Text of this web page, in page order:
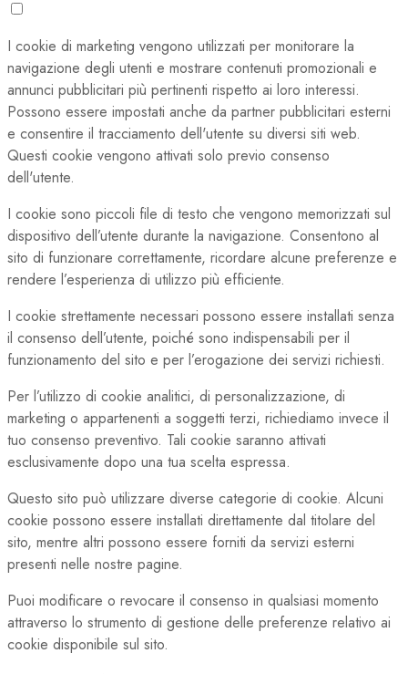
I cookie di marketing vengono utilizzati per monitorare la
navigazione degli utenti e mostrare contenuti promozionali e
annunci pubblicitari più pertinenti rispetto ai loro interessi.
Possono essere impostati anche da partner pubblicitari esterni
e consentire il tracciamento dell'utente su diversi siti web.
Questi cookie vengono attivati solo previo consenso
dell'utente.
I cookie sono piccoli file di testo che vengono memorizzati sul
dispositivo dell’utente durante la navigazione. Consentono al
sito di funzionare correttamente, ricordare alcune preferenze e
rendere l’esperienza di utilizzo più efficiente.
I cookie strettamente necessari possono essere installati senza
il consenso dell’utente, poiché sono indispensabili per il
funzionamento del sito e per l’erogazione dei servizi richiesti.
Per l’utilizzo di cookie analitici, di personalizzazione, di
marketing o appartenenti a soggetti terzi, richiediamo invece il
tuo consenso preventivo. Tali cookie saranno attivati
esclusivamente dopo una tua scelta espressa.
Questo sito può utilizzare diverse categorie di cookie. Alcuni
cookie possono essere installati direttamente dal titolare del
sito, mentre altri possono essere forniti da servizi esterni
presenti nelle nostre pagine.
Puoi modificare o revocare il consenso in qualsiasi momento
attraverso lo strumento di gestione delle preferenze relativo ai
cookie disponibile sul sito.